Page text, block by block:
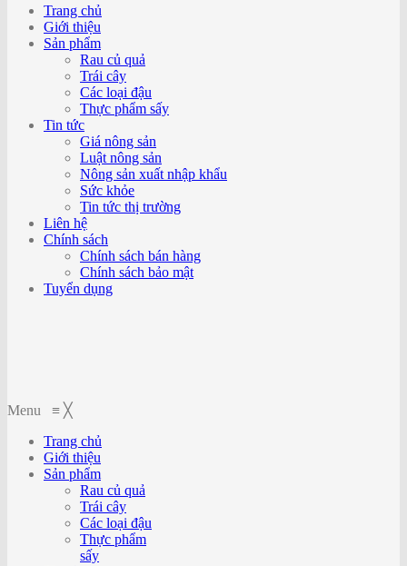
Trang chủ
Giới thiệu
Sản phẩm
Rau củ quả
Trái cây
Các loại đậu
Thực phẩm sấy
Tin tức
Giá nông sản
Luật nông sản
Nông sản xuất nhập khẩu
Sức khỏe
Tin tức thị trường
Liên hệ
Chính sách
Chính sách bán hàng
Chính sách bảo mật
Tuyển dụng
Menu ≡ ╳
Trang chủ
Giới thiệu
Sản phẩm
Rau củ quả
Trái cây
Các loại đậu
Thực phẩm
sấy